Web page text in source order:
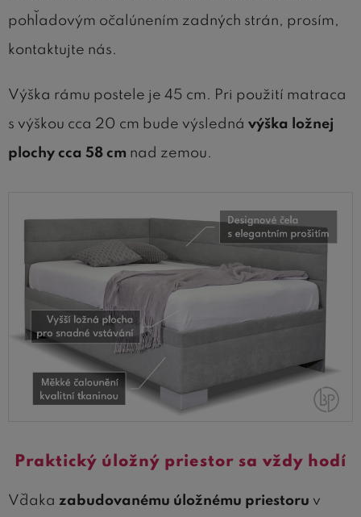
pohľadovým očalúnením zadných strán, prosím,
kontaktujte nás.
Výška rámu postele je 45 cm. Pri použití matraca
s výškou cca 20 cm bude výsledná výška ložnej
plochy cca 58 cm nad zemou.
Praktický úložný priestor sa vždy hodí
Vďaka zabudovanému úložnému priestoru v